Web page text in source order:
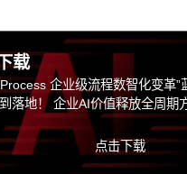
载
企业级流程数智化变革”
落地！ 企业AI价值释放全周期
点击下载